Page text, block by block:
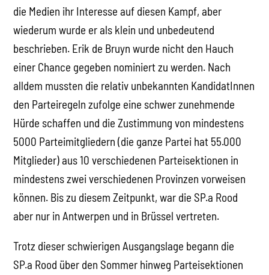
die Medien ihr Interesse auf diesen Kampf, aber
wiederum wurde er als klein und unbedeutend
beschrieben. Erik de Bruyn wurde nicht den Hauch
einer Chance gegeben nominiert zu werden. Nach
alldem mussten die relativ unbekannten KandidatInnen
den Parteiregeln zufolge eine schwer zunehmende
Hürde schaffen und die Zustimmung von mindestens
5000 Parteimitgliedern (die ganze Partei hat 55.000
Mitglieder) aus 10 verschiedenen Parteisektionen in
mindestens zwei verschiedenen Provinzen vorweisen
können. Bis zu diesem Zeitpunkt, war die SP.a Rood
aber nur in Antwerpen und in Brüssel vertreten.
Trotz dieser schwierigen Ausgangslage begann die
SP.a Rood über den Sommer hinweg Parteisektionen